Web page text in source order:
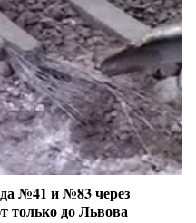
№41 и №83 через
только до Львова